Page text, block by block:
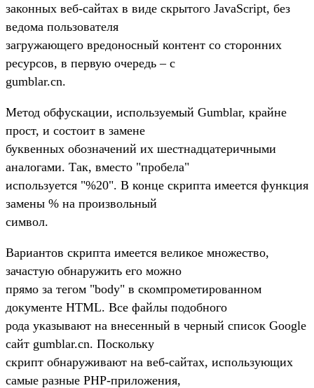
законных веб-сайтах в виде скрытого JavaScript, без
ведома пользователя
загружающего вредоносный контент со сторонних
ресурсов, в первую очередь – с
gumblar.cn.
Метод обфускации, используемый Gumblar, крайне
прост, и состоит в замене
буквенных обозначений их шестнадцатеричными
аналогами. Так, вместо "пробела"
используется "%20". В конце скрипта имеется функция
замены % на произвольный
символ.
Вариантов скрипта имеется великое множество,
зачастую обнаружить его можно
прямо за тегом "body" в скомпрометированном
документе HTML. Все файлы подобного
рода указывают на внесенный в черный список Google
сайт gumblar.cn. Поскольку
скрипт обнаруживают на веб-сайтах, использующих
самые разные PHP-приложения,